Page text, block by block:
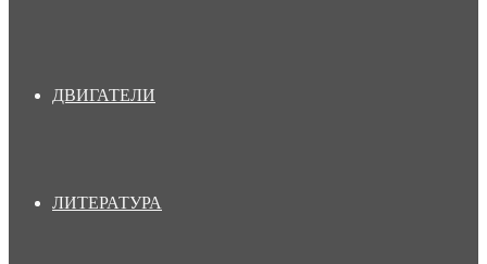
ДВИГАТЕЛИ
ЛИТЕРАТУРА